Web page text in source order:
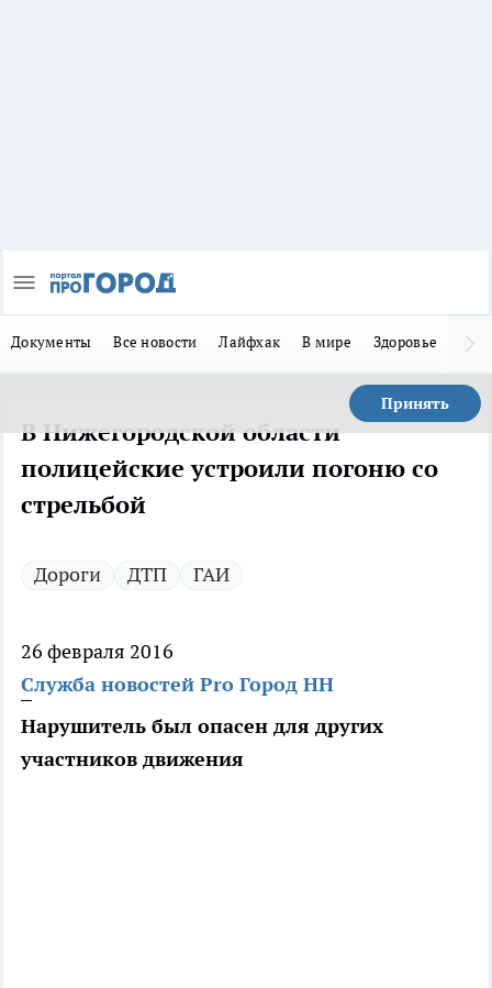
Документы Все новости Лайфхак В мире Здоровье
Принять
В Нижегородской области
полицейские устроили погоню со
стрельбой
Дороги ДТП ГАИ
26 февраля 2016
Служба новостей Pro Город НН
Нарушитель был опасен для других
участников движения